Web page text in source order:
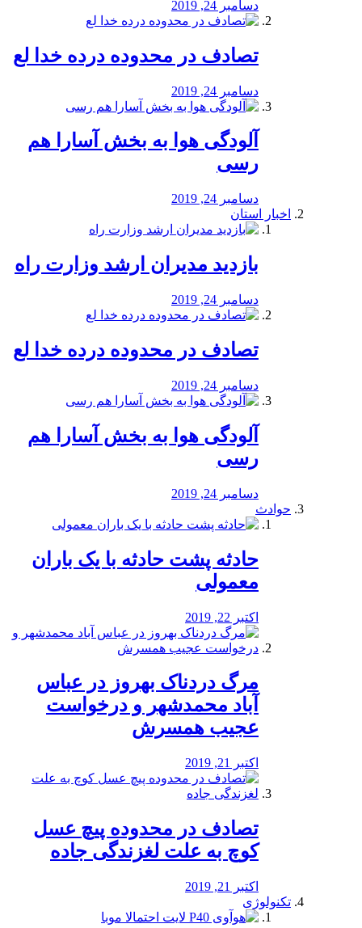
دسامبر 24, 2019
تصادف در محدوده درده خدا لع
دسامبر 24, 2019
آلودگی هوا به بخش آسارا هم
رسی
دسامبر 24, 2019
اخبار استان
بازدید مدیران ارشد وزارت راه
دسامبر 24, 2019
تصادف در محدوده درده خدا لع
دسامبر 24, 2019
آلودگی هوا به بخش آسارا هم
رسی
دسامبر 24, 2019
حوادث
️حادثه پشت حادثه با یک باران
معمولی
اکتبر 22, 2019
مرگ دردناک بهروز در عباس
آباد محمدشهر و درخواست
عجیب همسرش
اکتبر 21, 2019
تصادف در محدوده پیچ عسل
کوچ به علت لغزندگی جاده
اکتبر 21, 2019
تکنولوژی